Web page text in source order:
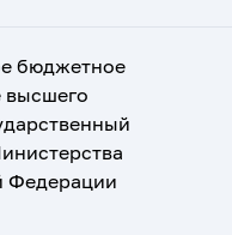
бюджетное
высшего
Федерации